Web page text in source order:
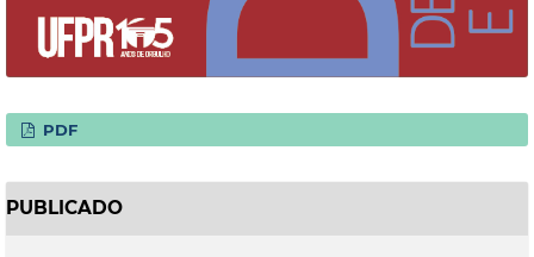
PDF
PUBLICADO